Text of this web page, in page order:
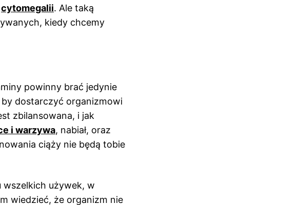
cytomegalii. Ale taką
kiedy chcemy
powinny brać jedynie
dostarczyć organizmowi
zbilansowana, i jak
i warzywa, nabiał, oraz
ciąży nie będą tobie
wszelkich używek, w
wiedzieć, że organizm nie